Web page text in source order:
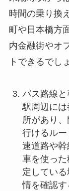
時間の乗り換
町や日本橋方
内金融街やオ
トできるでし
バス路線
駅周辺に
所があり
行けるル
速道路や幹
車を使っ
定してい
情を確認